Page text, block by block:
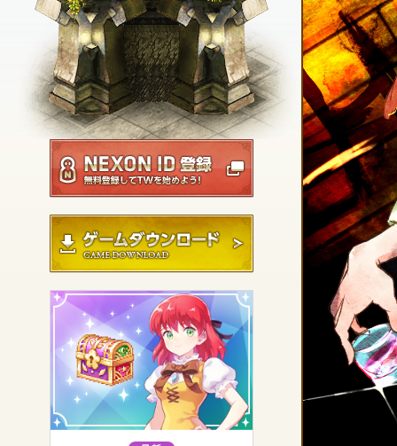
NEXON ID登録
ゲームダウンロード